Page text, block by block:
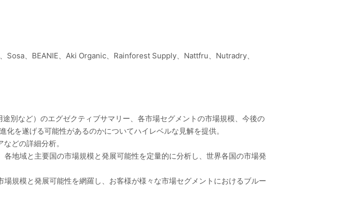
、BEANIE、Aki Organic、Rainforest Supply、Nattfru、Nutradry、
別など）のエグゼクティブサマリー、各市場セグメントの市場規模、今後の
を遂げる可能性があるのかについてハイレベルな見解を提供。
どの詳細分析。
地域と主要国の市場規模と発展可能性を定量的に分析し、世界各国の市場発
規模と発展可能性を網羅し、お客様が様々な市場セグメントにおけるブルー